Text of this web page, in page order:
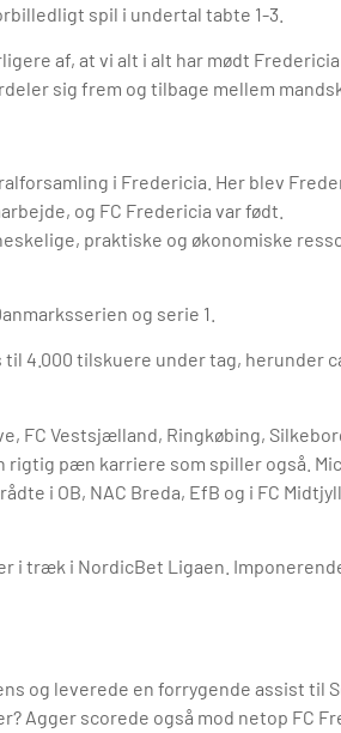
spil i undertal tabte 1-3.
af, at vi alt i alt har mødt Fredericia
sig frem og tilbage mellem
i Fredericia. Her blev
og FC Fredericia var født.
praktiske og økonomiske
og serie 1.
4.000 tilskuere under tag, herunder
FC Vestsjælland, Ringkøbing,
rigtig pæn karriere som spiller også.
i OB, NAC Breda, EfB og i FC
i træk i NordicBet Ligaen.
og leverede en forrygende assist til
Agger scorede også mod netop FC